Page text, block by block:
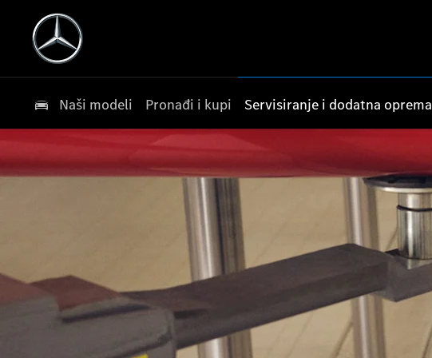
Naši modeli Pronađi i kupi Servisiranje i dodatna oprema